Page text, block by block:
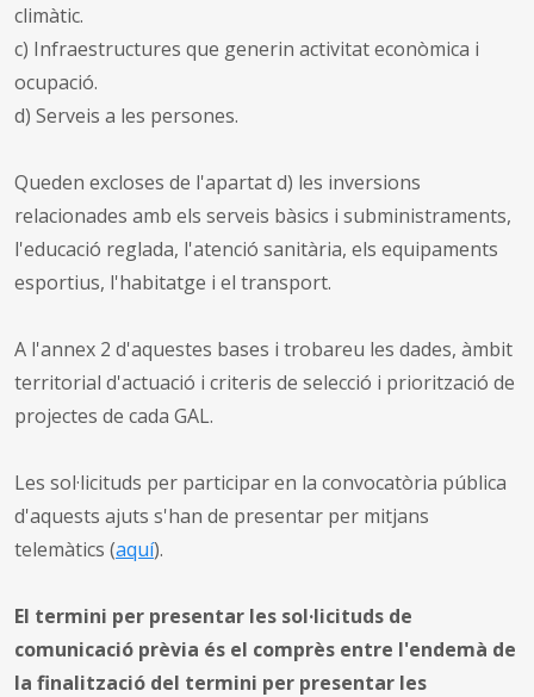
climàtic.
c) Infraestructures que generin activitat econòmica i
ocupació.
d) Serveis a les persones.
Queden excloses de l'apartat d) les inversions
relacionades amb els serveis bàsics i subministraments,
l'educació reglada, l'atenció sanitària, els equipaments
esportius, l'habitatge i el transport.
A l'annex 2 d'aquestes bases i trobareu les dades, àmbit
territorial d'actuació i criteris de selecció i priorització de
projectes de cada GAL.
Les sol·licituds per participar en la convocatòria pública
d'aquests ajuts s'han de presentar per mitjans
telemàtics (aquí).
El termini per presentar les sol·licituds de
comunicació prèvia és el comprès entre l'endemà de
la finalització del termini per presentar les